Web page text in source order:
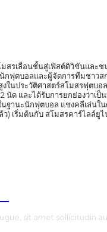
สรเลื่อนชั้นสู่เฟิสต์ดิวิชันและช
กฟุตบอลและผู้จัดการทีมชาว
งในประวัติศาสตร์สโมสรฟุตบอ
นัด และได้รับการยกย่องว่าเ
เริ่มต้นกับ สโมสรคาร์ไลล์ยูไน
sit amet sollicitudin